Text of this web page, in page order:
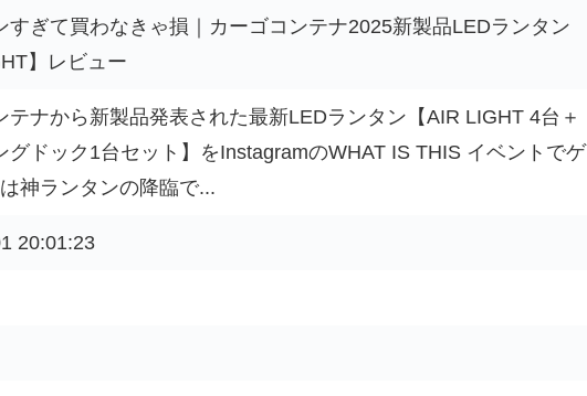
すぎて買わなきゃ損｜カーゴコンテナ2025新製品LEDランタン
】レビュー
テナから新製品発表された最新LEDランタン【AIR LIGHT 4台＋
グドック1台セット】をInstagramのWHAT IS THIS イベントでゲ
神ランタンの降臨で...
20:01:23